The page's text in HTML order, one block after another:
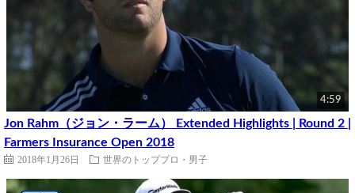
4:59
Jon Rahm（ジョン・ラーム） Extended Highlights | Round 2 |
Farmers Insurance Open 2018
2018年1月26日 世界のトッププロ・男子